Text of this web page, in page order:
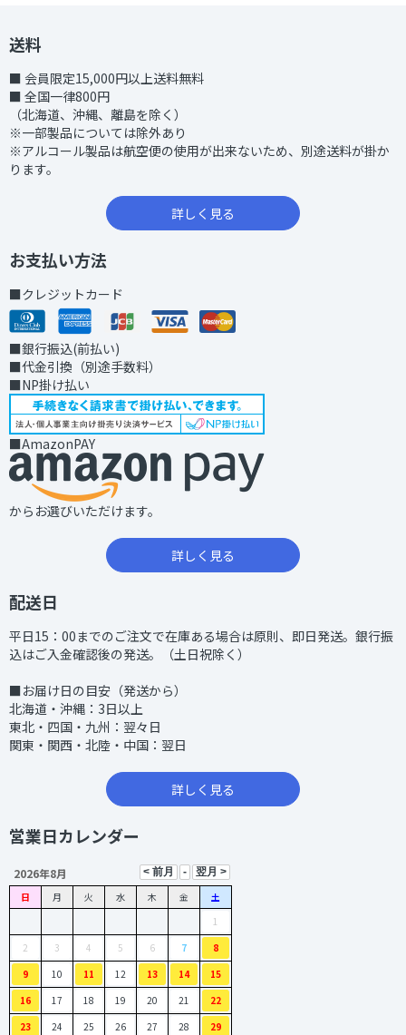
送料
■ 会員限定15,000円以上送料無料
■ 全国一律800円
（北海道、沖縄、離島を除く）
※一部製品については除外あり
※アルコール製品は航空便の使用が出来ないため、別途送料が掛か
ります。
詳しく見る
お支払い方法
■クレジットカード
■銀行振込(前払い)
■代金引換（別途手数料）
■NP掛け払い
■AmazonPAY
からお選びいただけます。
詳しく見る
配送日
平日15：00までのご注文で在庫ある場合は原則、即日発送。銀行振
込はご入金確認後の発送。（土日祝除く）
■お届け日の目安（発送から）
北海道・沖縄：3日以上
東北・四国・九州：翌々日
関東・関西・北陸・中国：翌日
詳しく見る
営業日カレンダー
2026年8月
日 月 火 水 木 金
土
1
2
3 4 5 6 7
8
9
10 11 12 13 14
15
16
17 18 19 20 21
22
23
24 25 26 27 28 29